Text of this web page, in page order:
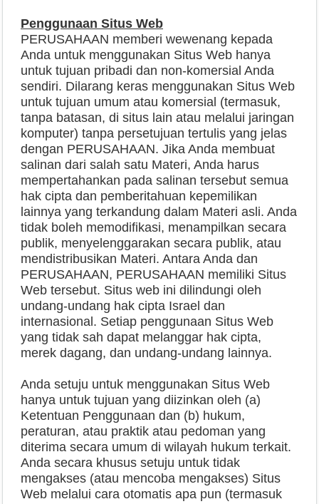
Penggunaan Situs Web
PERUSAHAAN memberi wewenang kepada
Anda untuk menggunakan Situs Web hanya
untuk tujuan pribadi dan non-komersial Anda
sendiri. Dilarang keras menggunakan Situs Web
untuk tujuan umum atau komersial (termasuk,
tanpa batasan, di situs lain atau melalui jaringan
komputer) tanpa persetujuan tertulis yang jelas
dengan PERUSAHAAN. Jika Anda membuat
salinan dari salah satu Materi, Anda harus
mempertahankan pada salinan tersebut semua
hak cipta dan pemberitahuan kepemilikan
lainnya yang terkandung dalam Materi asli. Anda
tidak boleh memodifikasi, menampilkan secara
publik, menyelenggarakan secara publik, atau
mendistribusikan Materi. Antara Anda dan
PERUSAHAAN, PERUSAHAAN memiliki Situs
Web tersebut. Situs web ini dilindungi oleh
undang-undang hak cipta Israel dan
internasional. Setiap penggunaan Situs Web
yang tidak sah dapat melanggar hak cipta,
merek dagang, dan undang-undang lainnya.
Anda setuju untuk menggunakan Situs Web
hanya untuk tujuan yang diizinkan oleh (a)
Ketentuan Penggunaan dan (b) hukum,
peraturan, atau praktik atau pedoman yang
diterima secara umum di wilayah hukum terkait.
Anda secara khusus setuju untuk tidak
mengakses (atau mencoba mengakses) Situs
Web melalui cara otomatis apa pun (termasuk